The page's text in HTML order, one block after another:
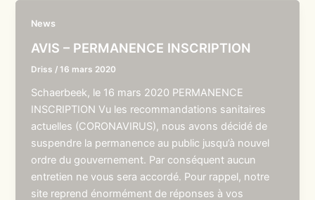
News
AVIS – PERMANENCE INSCRIPTION
Driss /16 mars 2020
Schaerbeek, le 16 mars 2020 PERMANENCE
INSCRIPTION Vu les recommandations sanitaires
actuelles (CORONAVIRUS), nous avons décidé de
suspendre la permanence au public jusqu’à nouvel
ordre du gouvernement. Par conséquent aucun
entretien ne vous sera accordé. Pour rappel, notre
site reprend énormément de réponses à vos